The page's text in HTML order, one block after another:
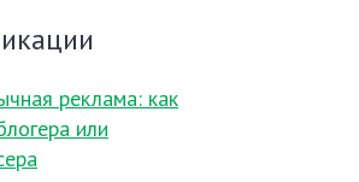
реклама: как
или